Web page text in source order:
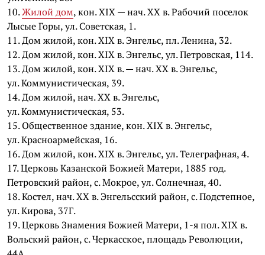
10.Жилой дом, кон. XIX — нач. XX в. Рабочий поселок
Лысые Горы, ул. Советская, 1.
11. Дом жилой, кон. XIX в. Энгельс, пл. Ленина, 32.
12. Дом жилой, кон. XIX в. Энгельс, ул. Петровская, 114.
13. Дом жилой, кон. XIX в. — нач. ХХ в. Энгельс,
ул. Коммунистическая, 39.
14. Дом жилой, нач. ХХ в. Энгельс,
ул. Коммунистическая, 53.
15. Общественное здание, кон. XIX в. Энгельс,
ул. Красноармейская, 16.
16. Дом жилой, кон. ХIХ в. Энгельс, ул. Телеграфная, 4.
17. Церковь Казанской Божией Матери, 1885 год.
Петровский район, с. Мокрое, ул. Солнечная, 40.
18. Костел, нач. ХХ в. Энгельсский район, с. Подстепное,
ул. Кирова, 37Г.
19. Церковь Знамения Божией Матери, 1-я пол. ХIХ в.
Вольский район, с. Черкасское, площадь Революции,